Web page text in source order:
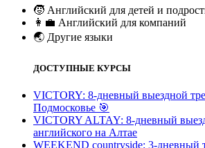
🧒 Английский для детей и
👩‍💼 Английский для компаний
🌏 Другие языки
ДОСТУПНЫЕ КУРСЫ
VICTORY: 8-дневный выездной
Подмосковье 🎯
VICTORY ALTAY: 8-дневный
английского на Алтае
WEEKEND countryside: 3-дневный